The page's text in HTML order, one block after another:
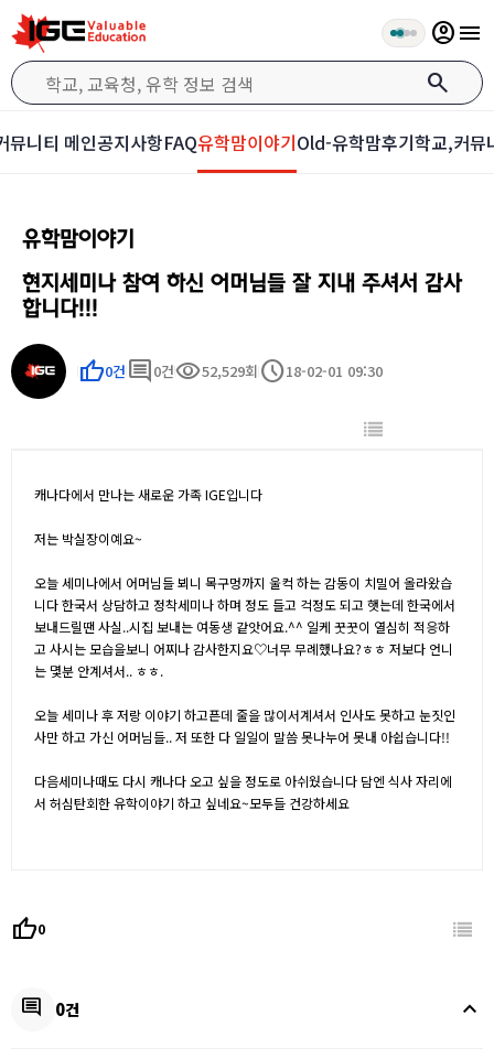
search
account_circlemenu
뮤니티 메인공지사항FAQ유학맘이야기Old-유학맘후기학교,커뮤
유학맘이야기
현지세미나 참여 하신 어머님들 잘 지내 주셔서 감사
합니다!!!
thumb_up0건 comment 0건visibility52,529회 schedule18-02-01 09:30
캐나다에서 만나는 새로운 가족 IGE입니다
저는 박실장이예요~
오늘 세미나에서 어머님들 뵈니 목구멍까지 울컥 하는 감동이 치밀어 올라왔습
니다 한국서 상담하고 정착세미나 하며 정도 들고 걱정도 되고 햇는데 한국에서
보내드릴땐 사실..시집 보내는 여동생 같앗어요.^^ 일케 꿋꿋이 열심히 적응하
고 사시는 모습을보니 어찌나 감사한지요♡너무 무례했나요?ㅎㅎ 저보다 언니
는 몇분 안계셔서.. ㅎㅎ.
오늘 세미나 후 저랑 이야기 하고픈데 줄을 많이서계셔서 인사도 못하고 눈짓인
사만 하고 가신 어머님들.. 저 또한 다 일일이 말씀 못나누어 못내 아쉽습니다!!
다음세미나때도 다시 캐나다 오고 싶을 정도로 아쉬웠습니다 담엔 식사 자리에
서 허심탄회한 유학이야기 하고 싶네요~모두들 건강하세요
thumb_up0
comment 0건 keyboard_arrow_up